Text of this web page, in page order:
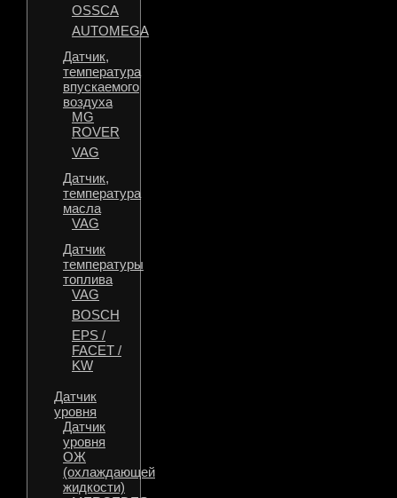
OSSCA
AUTOMEGA
Датчик,
температура
впускаемого
воздуха
MG
ROVER
VAG
Датчик,
температура
масла
VAG
Датчик
температуры
топлива
VAG
BOSCH
EPS /
FACET /
KW
Датчик
уровня
Датчик
уровня
ОЖ
(охлаждающей
жидкости)